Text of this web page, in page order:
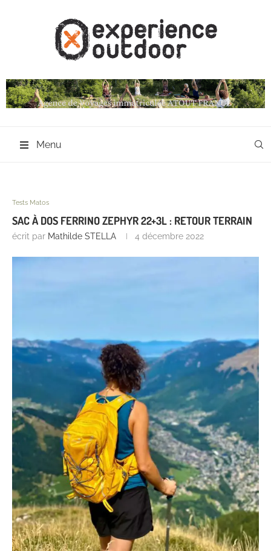
Menu
Tests Matos
SAC À DOS FERRINO ZEPHYR 22+3L : RETOUR TERRAIN
écrit par Mathilde STELLA 4 décembre 2022